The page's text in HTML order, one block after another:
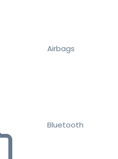
Airbags
Bluetooth